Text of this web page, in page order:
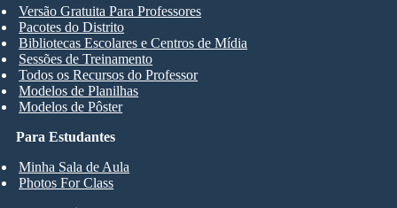
Para Estudantes
Minha Sala de Aula
Photos For Class
Versão Gratuita Para Professores
Pacotes do Distrito
Bibliotecas Escolares e Centros de Mídia
Sessões de Treinamento
Todos os Recursos do Professor
Modelos de Planilhas
Modelos de Pôster